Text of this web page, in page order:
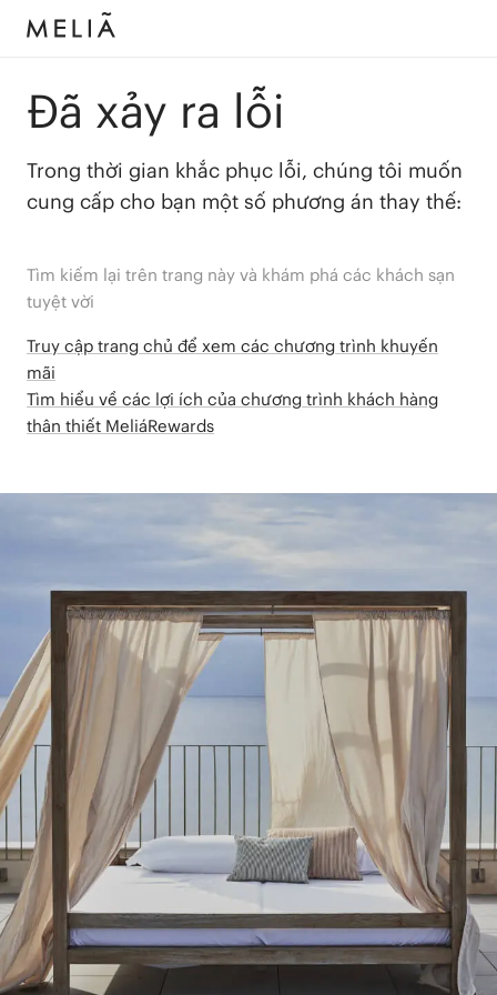
Đã xảy ra lỗi
Trong thời gian khắc phục lỗi, chúng tôi muốn
cung cấp cho bạn một số phương án thay thế:
Tìm kiếm lại trên trang này và khám phá các khách sạn
tuyệt vời
Truy cập trang chủ để xem các chương trình khuyến
mãi
Tìm hiểu về các lợi ích của chương trình khách hàng
thân thiết MeliáRewards